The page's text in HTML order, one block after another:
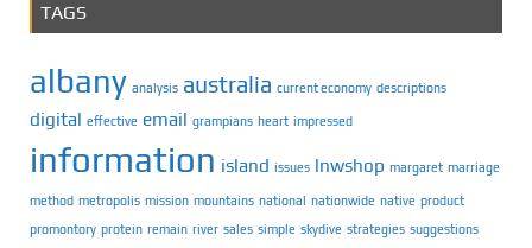
TAGS
albany analysis australia current economy descriptions
digital effective email grampians heart impressed
information island issues lnwshop margaret marriage
method metropolis mission mountains national nationwide native product
promontory protein remain river sales simple skydive strategies suggestions